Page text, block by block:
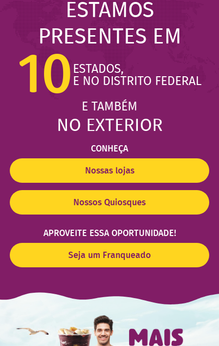
CONHEÇA
Nossas lojas
ESTAMOS
PRESENTES EM
10 ESTADOS,
E NO DISTRITO FEDERAL
E TAMBÉM
NO EXTERIOR
Nossos Quiosques
APROVEITE ESSA OPORTUNIDADE!
Seja um Franqueado